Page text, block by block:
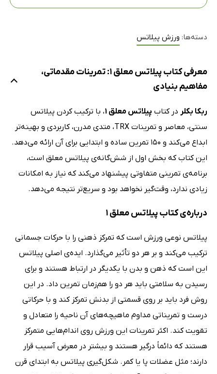
دسته‌ها: ورزش پیلاتس
معرفی کتاب پیلاتس معلق 1: تمرینات مقدماتی،
مفاهیم بنیادی
ربکا بکلر در کتاب پیلاتس معلق 1 ، با ترکیب کردن پیلاتس
سنتی، معاصر و تمرینات TRX، متدی مدرن، کاربردی و بهینه‌تر
ابداع می‌کند و 150 تمرین ساده و ابتدایی برای آن ارائه می‌دهد.
این کتاب که بخش اول از شش‌گانه‌ی پیلاتس معلق است،
برنامه‌ی تمرینی متفاوتی پیشنهاد می‌کند که نیاز به امکانات
زیادی ندارد، وقت‌گیر نخواهد بود و سریع‌تر نتیجه می‌دهد.
درباره‌ی کتاب پیلاتس معلق 1
پیلاتس نوعی ورزش است که تمرکز ذهنی را با حرکات جسمانی
ترکیب می‌کند و بر هر دو تأثیر می‌گذارد. ایده‌ی اصلی پیلاتس
این است که ذهن و بدن با یکدیگر در ارتباط هستند و برای
رسیدن به سلامتی باید هر دو را هم‌زمان تمرین داد. در این
روش فرد باید بر روی قسمتی از بدنش تمرکز کند و با حرکاتی
درست و تمریناتی مداوم ماهیچه‌های آن ناحیه را متعادل و
تقویت کند. اکثر تمرینات این ورزش روی اندام‌هایی متمرکز
هستند که دائماً درگیر هستند و بیشتر در معرض آسیب قرار
دارند؛ مثل عضلات پا یا کمر. شکل‌گیری پیلاتس به ابتدای قرن